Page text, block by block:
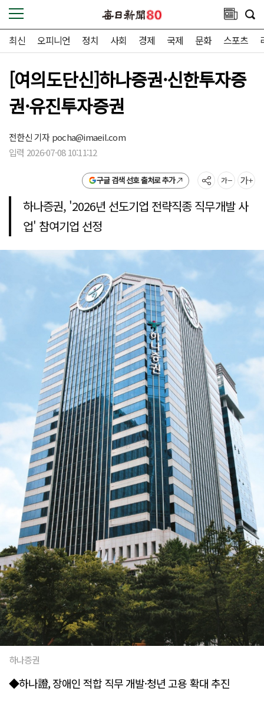
최신 오피니언 정치 사회 경제 국제 문화 스포츠
[여의도단신]하나증권·신한투자증
권·유진투자증권
전한신 기자pocha@imaeil.com
입력 2026-07-08 10:11:12
구글 검색 선호 출처로 추가
하나증권, '2026년 선도기업 전략직종 직무개발 사
업' 참여기업 선정
하나증권
◆하나證, 장애인 적합 직무 개발·청년 고용 확대 추진